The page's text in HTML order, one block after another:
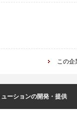
この企
ーションの開発・提供